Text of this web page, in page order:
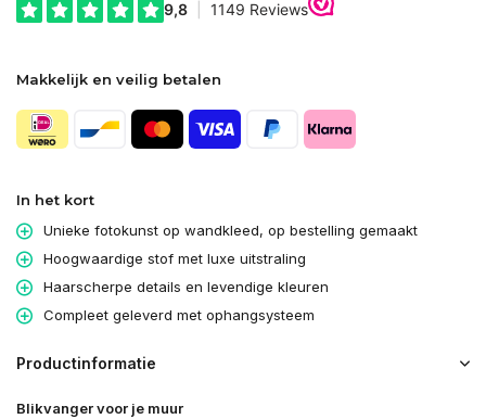
Makkelijk en veilig betalen
In het kort
Unieke fotokunst op wandkleed, op bestelling gemaakt
Hoogwaardige stof met luxe uitstraling
Haarscherpe details en levendige kleuren
Compleet geleverd met ophangsysteem
Productinformatie
Blikvanger voor je muur